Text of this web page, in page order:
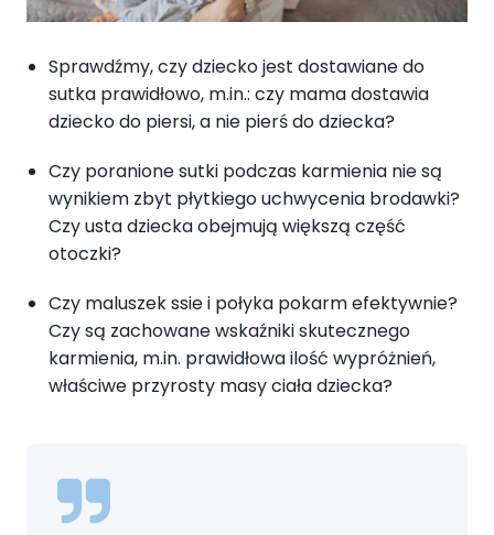
Sprawdźmy, czy dziecko jest dostawiane do
sutka prawidłowo, m.in.: czy mama dostawia
dziecko do piersi, a nie pierś do dziecka?
Czy poranione sutki podczas karmienia nie są
wynikiem zbyt płytkiego uchwycenia brodawki?
Czy usta dziecka obejmują większą część
otoczki?
Czy maluszek ssie i połyka pokarm efektywnie?
Czy są zachowane wskaźniki skutecznego
karmienia, m.in. prawidłowa ilość wypróżnień,
właściwe przyrosty masy ciała dziecka?